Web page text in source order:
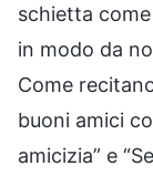
schietta
in modo da
Come
buoni amici
amicizia” e